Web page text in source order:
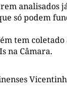
analisados
só podem
tem
na Câmara.